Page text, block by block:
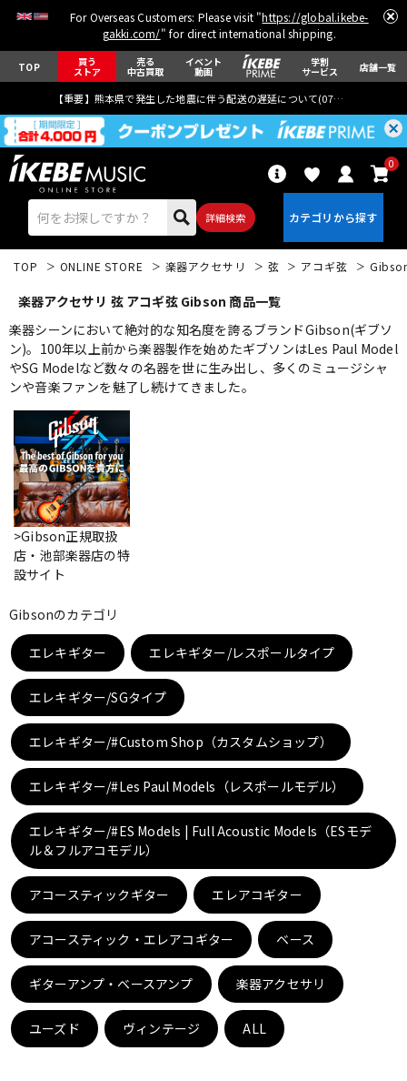
For Overseas Customers: Please visit "https://global.ikebe-
gakki.com/" for direct international shipping.
TOP 買う
ストア
売る
中古買取
イベント
動画
学割
サービス 店舗一覧
【重要】熊本県で発生した地震に伴う配送の遅延について(07月29日
詳細検索
0
エレキギター アコギ/エレアコ
ベース
ドラム
キーボード
管楽器 その他楽器
アンプ
DJ機器 DTM
DTM オンライン納品 レコーディング機器
配信/ライブ機器 楽器アクセサリ
中古 ヴィンテージ
TOP ONLINE STORE 楽器アクセサリ 弦 アコギ弦
楽器アクセサリ 弦 アコギ弦 Gibson 商品一覧
楽器シーンにおいて絶対的な知名度を誇るブランドGibson(ギブソ
ン)。100年以上前から楽器製作を始めたギブソンはLes Paul Model
やSG Modelなど数々の名器を世に生み出し、多くのミュージシャ
ンや音楽ファンを魅了し続けてきました。
>Gibson正規取扱
店・池部楽器店の特
設サイト
Gibsonのカテゴリ
エレキギター エレキギター/レスポールタイプ
エレキギター/SGタイプ
エレキギター/#Custom Shop（カスタムショップ）
エレキギター/#Les Paul Models（レスポールモデル）
エレキギター/#ES Models | Full Acoustic Models（ESモデ
ル＆フルアコモデル）
アコースティックギター エレアコギター
アコースティック・エレアコギター ベース
ギターアンプ・ベースアンプ 楽器アクセサリ
ユーズド ヴィンテージ ALL